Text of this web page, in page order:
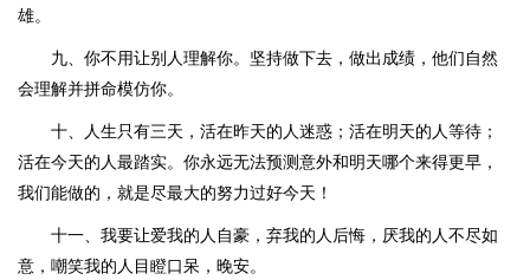
雄。
九、你不用让别人理解你。坚持做下去，做出成绩，他们自然
会理解并拼命模仿你。
十、人生只有三天，活在昨天的人迷惑；活在明天的人等待；
活在今天的人最踏实。你永远无法预测意外和明天哪个来得更早，
我们能做的，就是尽最大的努力过好今天！
十一、我要让爱我的人自豪，弃我的人后悔，厌我的人不尽如
意，嘲笑我的人目瞪口呆，晚安。